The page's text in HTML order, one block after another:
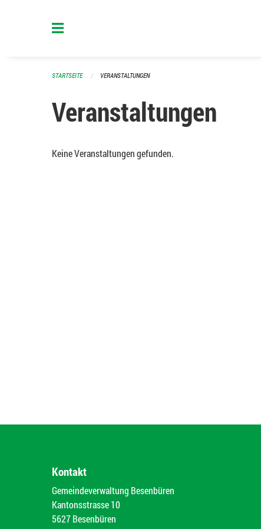
STARTSEITE VERANSTALTUNGEN
Veranstaltungen
Keine Veranstaltungen gefunden.
Kontakt
Gemeindeverwaltung Besenbüren
Kantonsstrasse 10
5627 Besenbüren